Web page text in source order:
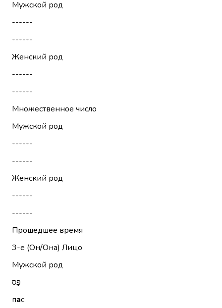
Мужской род
------
------
Женский род
------
------
Множественное число
Мужской род
------
------
Женский род
------
------
Прошедшее время
3-е (Он/Она) Лицо
Мужской род
פַּס
пас